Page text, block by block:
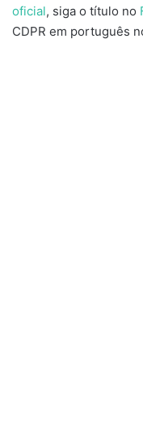
oficial, siga o título no
CDPR em português